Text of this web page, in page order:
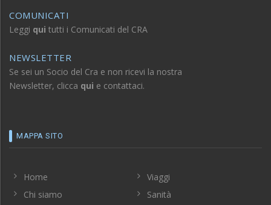
COMUNICATI
Leggi qui tutti i Comunicati del CRA
NEWSLETTER
Se sei un Socio del Cra e non ricevi la nostra
Newsletter, clicca qui e contattaci.
MAPPA SITO
Home
Chi siamo
Viaggi
Sanità